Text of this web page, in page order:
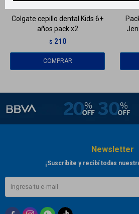
Colgate cepillo dental Kids 6+
años pack x2
$ 210
Newsletter
¡Suscribite y recibí todas